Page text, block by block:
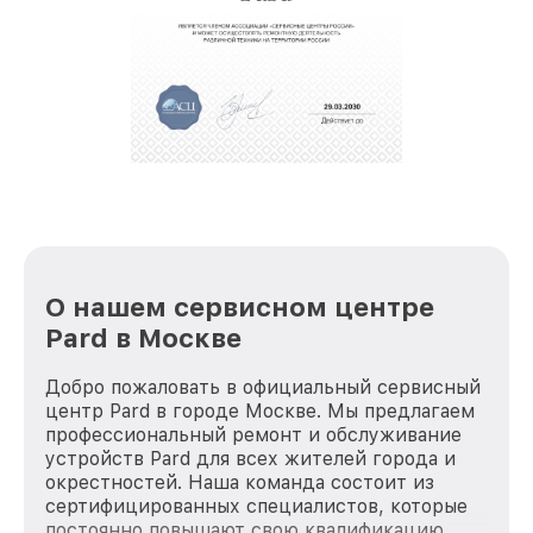
За годы своей деятельности мы получали только
репутацию. Мы постоянно совершенствуемся и
стараемся каждый день делать наш сервис еще
О нашем сервисном центре
Pard в Москве
Добро пожаловать в официальный сервисный
центр Pard в городе Москве. Мы предлагаем
профессиональный ремонт и обслуживание
устройств Pard для всех жителей города и
окрестностей. Наша команда состоит из
сертифицированных специалистов, которые